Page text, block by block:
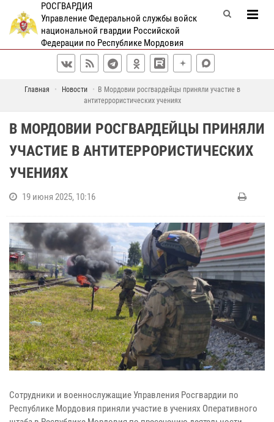
РОСГВАРДИЯ
Управление Федеральной службы войск
национальной гвардии Российской
Федерации по Республике Мордовия
Главная Новости
В Мордовии росгвардейцы приняли участие в
антитеррористических учениях
В МОРДОВИИ РОСГВАРДЕЙЦЫ ПРИНЯЛИ
УЧАСТИЕ В АНТИТЕРРОРИСТИЧЕСКИХ
УЧЕНИЯХ
19 июня 2025, 10:16
Сотрудники и военнослужащие Управления Росгвардии по
Республике Мордовия приняли участие в учениях Оперативного